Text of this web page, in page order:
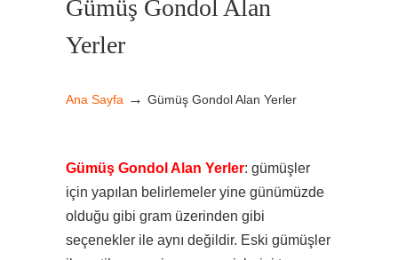
Gümüş Gondol Alan
Yerler
Ana Sayfa → Gümüş Gondol Alan Yerler
Gümüş Gondol Alan Yerler: gümüşler
için yapılan belirlemeler yine günümüzde
olduğu gibi gram üzerinden gibi
seçenekler ile aynı değildir. Eski gümüşler